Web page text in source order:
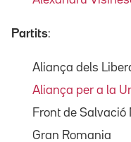
Partits:
Aliança dels
Aliança per a la
Front de Salvació
Gran Romania